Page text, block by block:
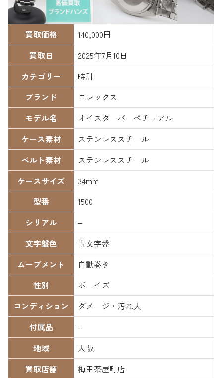
買取価格
140,000円
買取日
2025年7月10日
カテゴリー
時計
ブランド
ロレックス
モデル名
オイスターパーペチュアル
ケース素材
ステンレススチール
ベルト素材
ステンレススチール
ケースサイズ
34mm
型番
1500
シリアル
–
文字盤色
青文字盤
ムーブメント
自動巻き
性別
ボーイズ
コンディション
ダメージ・汚れ大
付属品
–
地域
大阪
買取店舗
梅田茶屋町店